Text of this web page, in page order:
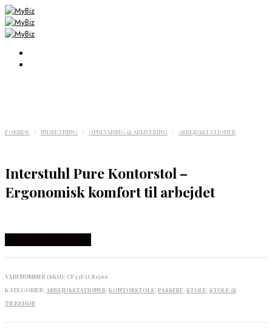
FORSIDE / INDRETNING / OPBEVARING & ARKIVERING / ARBEJDSSTATIONER
Interstuhl Pure Kontorstol –
Ergonomisk komfort til arbejdet
VARENUMMER (SKU): CF33E5C81566
KATEGORIER: ARBEJDSSTATIONER, KONTORSTOLE, PASSERE, STOLE, STOLE &
TILBEHØR